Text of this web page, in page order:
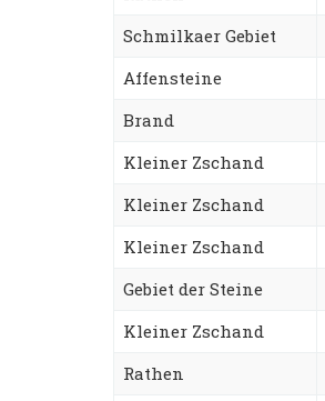
Schmilkaer Gebiet
Affensteine
Brand
Kleiner Zschand
Kleiner Zschand
Kleiner Zschand
Gebiet der Steine
Kleiner Zschand
Rathen